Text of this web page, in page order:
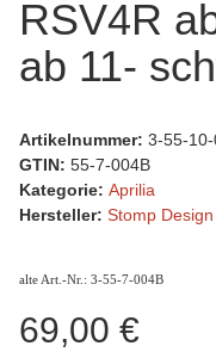
RSV4R
ab 11-
Artikelnummer: 3-55-
GTIN: 55-7-004B
Kategorie: Aprilia
Hersteller: Stomp Design
alte Art.-Nr.: 3-55-7-004B
69,00 €